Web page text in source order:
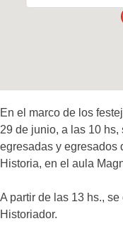
En el marco de los
29 de junio, a las 10
egresadas y egresados
Historia, en el aula
A partir de las 13 hs.,
Historiador.